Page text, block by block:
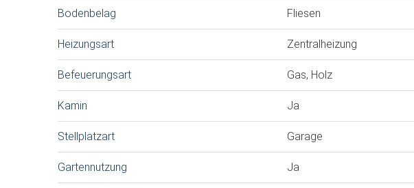
Bodenbelag Fliesen
Heizungsart Zentralheizung
Befeuerungsart Gas, Holz
Kamin Ja
Stellplatzart Garage
Gartennutzung Ja